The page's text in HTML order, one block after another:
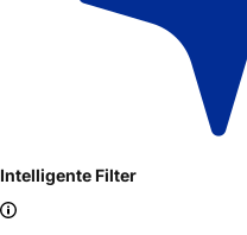
Intelligente Filter